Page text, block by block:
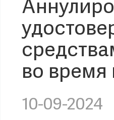
во время
10-09-2024